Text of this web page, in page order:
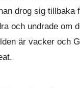
drog sig tillbaka
och undrade om
är vacker och